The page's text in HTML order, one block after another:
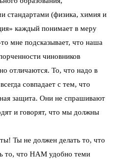
стандартами (физика, химия и
каждый понимает в меру
мне подсказывает, что наша
чиновников
отличаются. То, что надо в
совпадает с тем, что
защита. Они не спрашивают
и говорят, что мы должны
Ты не должен делать то, что
то, что НАМ удобно теми